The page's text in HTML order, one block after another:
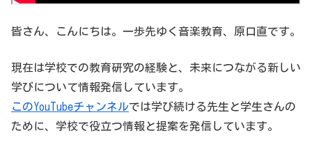
皆さん、こんにちは。一歩先ゆく音楽教育、原口直です。
現在は学校での教育研究の経験と、未来につながる新しい
学びについて情報発信しています。
このYouTubeチャンネルでは学び続ける先生と学生さんの
ために、学校で役立つ情報と提案を発信しています。